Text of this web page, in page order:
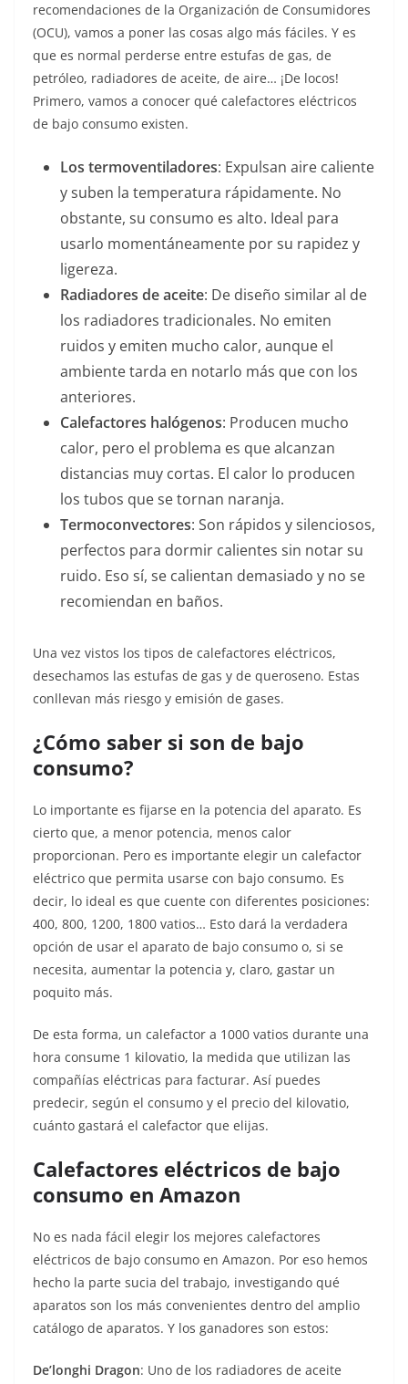
recomendaciones de la Organización de Consumidores
(OCU), vamos a poner las cosas algo más fáciles. Y es
que es normal perderse entre estufas de gas, de
petróleo, radiadores de aceite, de aire… ¡De locos!
Primero, vamos a conocer qué calefactores eléctricos
de bajo consumo existen.
Los termoventiladores: Expulsan aire caliente
y suben la temperatura rápidamente. No
obstante, su consumo es alto. Ideal para
usarlo momentáneamente por su rapidez y
ligereza.
Radiadores de aceite: De diseño similar al de
los radiadores tradicionales. No emiten
ruidos y emiten mucho calor, aunque el
ambiente tarda en notarlo más que con los
anteriores.
Calefactores halógenos: Producen mucho
calor, pero el problema es que alcanzan
distancias muy cortas. El calor lo producen
los tubos que se tornan naranja.
Termoconvectores: Son rápidos y silenciosos,
perfectos para dormir calientes sin notar su
ruido. Eso sí, se calientan demasiado y no se
recomiendan en baños.
Una vez vistos los tipos de calefactores eléctricos,
desechamos las estufas de gas y de queroseno. Estas
conllevan más riesgo y emisión de gases.
¿Cómo saber si son de bajo
consumo?
Lo importante es fijarse en la potencia del aparato. Es
cierto que, a menor potencia, menos calor
proporcionan. Pero es importante elegir un calefactor
eléctrico que permita usarse con bajo consumo. Es
decir, lo ideal es que cuente con diferentes posiciones:
400, 800, 1200, 1800 vatios… Esto dará la verdadera
opción de usar el aparato de bajo consumo o, si se
necesita, aumentar la potencia y, claro, gastar un
poquito más.
De esta forma, un calefactor a 1000 vatios durante una
hora consume 1 kilovatio, la medida que utilizan las
compañías eléctricas para facturar. Así puedes
predecir, según el consumo y el precio del kilovatio,
cuánto gastará el calefactor que elijas.
Calefactores eléctricos de bajo
consumo en Amazon
No es nada fácil elegir los mejores calefactores
eléctricos de bajo consumo en Amazon. Por eso hemos
hecho la parte sucia del trabajo, investigando qué
aparatos son los más convenientes dentro del amplio
catálogo de aparatos. Y los ganadores son estos:
De’longhi Dragon: Uno de los radiadores de aceite